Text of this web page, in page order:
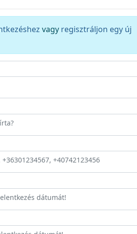
vagy regisztráljon egy új
+40742123456
dátumát!